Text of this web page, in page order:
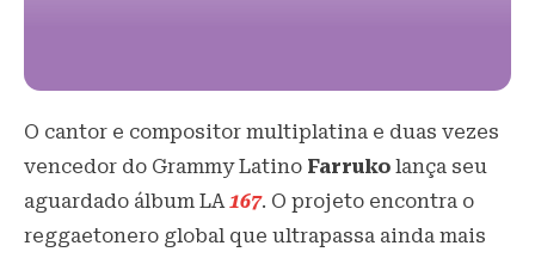
O cantor e compositor multiplatina e duas vezes
vencedor do Grammy Latino Farruko lança seu
aguardado álbum LA167. O projeto encontra o
reggaetonero global que ultrapassa ainda mais